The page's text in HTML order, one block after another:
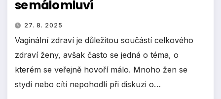
se málo mluví
27. 8. 2025
Vaginální zdraví je důležitou součástí celkového
zdraví ženy, avšak často se jedná o téma, o
kterém se veřejně hovoří málo. Mnoho žen se
stydí nebo cítí nepohodlí při diskuzi o…